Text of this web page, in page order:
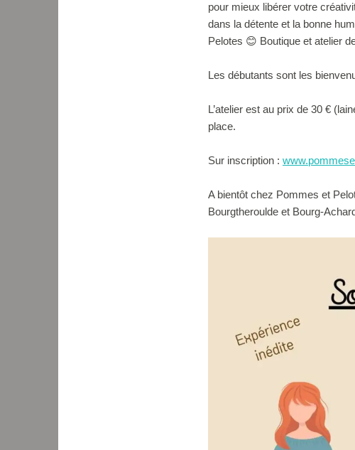
pour mieux libérer votre
dans la détente et la bonne
Pelotes 😊 Boutique et atelier
Les débutants sont les
L’atelier est au prix de 30 €
place.
Sur inscription :
A bientôt chez Pommes et
Bourgtheroulde et Bourg-